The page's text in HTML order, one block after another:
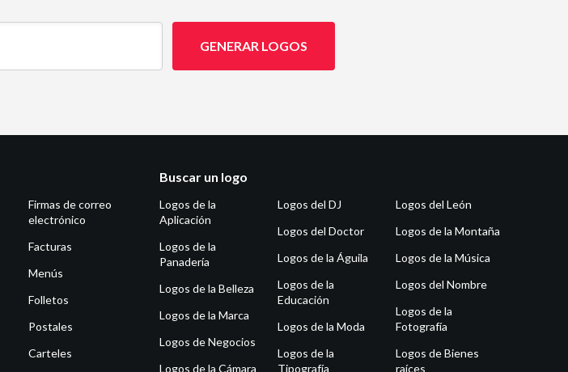
GENERAR LOGOS
Firmas de correo
electrónico
Facturas
Menús
Folletos
Postales
Carteles
Buscar un logo
Logos de la
Aplicación
Logos de la
Panadería
Logos de la Belleza
Logos de la Marca
Logos de Negocios
Logos de la Cámara
Logos del DJ
Logos del Doctor
Logos de la Águila
Logos de la
Educación
Logos de la Moda
Logos de la
Tipografía
Logos del León
Logos de la Montaña
Logos de la Música
Logos del Nombre
Logos de la
Fotografía
Logos de Bienes
raíces